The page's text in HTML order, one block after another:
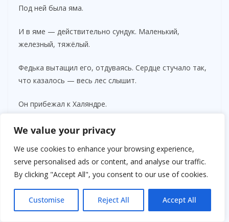
We value your privacy
We use cookies to enhance your browsing experience,
serve personalised ads or content, and analyse our traffic.
By clicking "Accept All", you consent to our use of cookies.
Customise Reject All Accept All
Под ней была яма.
И в яме — действительно сундук. Маленький,
железный, тяжёлый.
Федька вытащил его, отдуваясь. Сердце стучало так,
что казалось — весь лес слышит.
Он прибежал к Халяндре.
Та уже ждала.
— Открывай, — сказала она.
Ключ подошёл идеально.
В сундуке лежали: